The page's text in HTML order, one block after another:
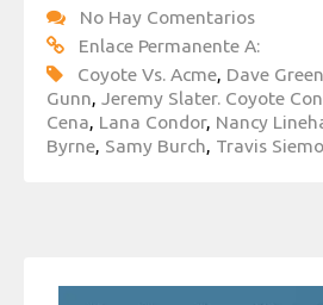
No Hay Comentarios
Enlace Permanente A:
Coyote Vs. Acme, Dave Green
Gunn, Jeremy Slater. Coyote
Cena, Lana Condor, Nancy
Byrne, Samy Burch, Travis